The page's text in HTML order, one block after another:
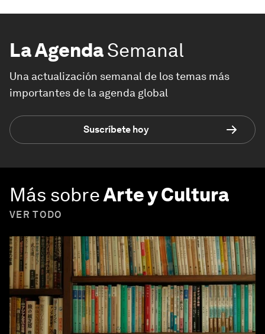
La AgendaSemanal
Una actualización semanal de los temas más
importantes de la agenda global
Suscríbete hoy
Más sobreArte y Cultura
VER TODO